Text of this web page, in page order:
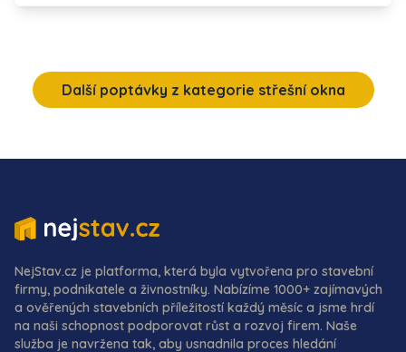
Další poptávky z kategorie střešní okna
NejStav.cz je platforma, která byla vytvořena pro stavební
firmy, podnikatele a živnostníky. Nabízíme 1000+ zajímavých
a ověřených stavebních příležitostí každý měsíc a jsme hrdí
na naši schopnost podporovat růst a rozvoj firem. Naše
služba je navržena tak, aby usnadnila proces hledání